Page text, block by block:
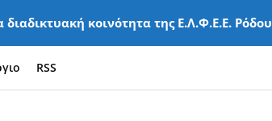
διαδικτυακή κοινότητα της Ε.Λ.Φ.Ε.Ε. Ρόδου
RSS